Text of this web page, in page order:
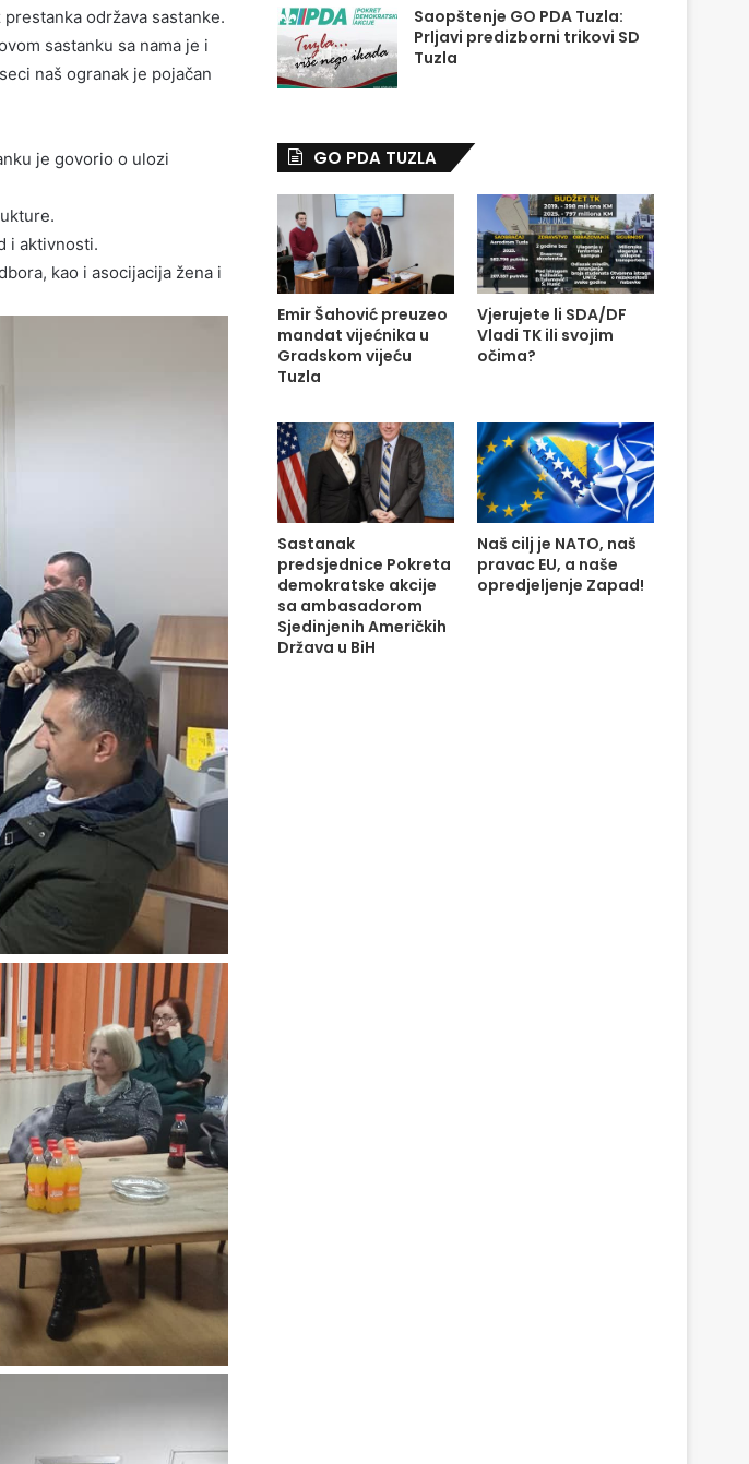
održava sastanke.
sastanku sa nama je i
naš ogranak je pojačan
je govorio o ulozi
i aktivnosti.
kao i asocijacija žena i
Saopštenje GO PDA Tuzla:
Prljavi predizborni trikovi SD
Tuzla
GO PDA TUZLA
Emir Šahović preuzeo
mandat vijećnika u
Gradskom vijeću
Tuzla
Vjerujete li SDA/DF
Vladi TK ili svojim
očima?
Sastanak
predsjednice Pokreta
demokratske akcije
sa ambasadorom
Sjedinjenih Američkih
Država u BiH
Naš cilj je NATO, naš
pravac EU, a naše
opredjeljenje Zapad!